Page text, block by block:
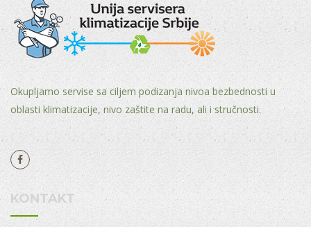
Okupljamo servise sa ciljem podizanja nivoa bezbednosti u
oblasti klimatizacije, nivo zaštite na radu, ali i stručnosti.
KONTAKT